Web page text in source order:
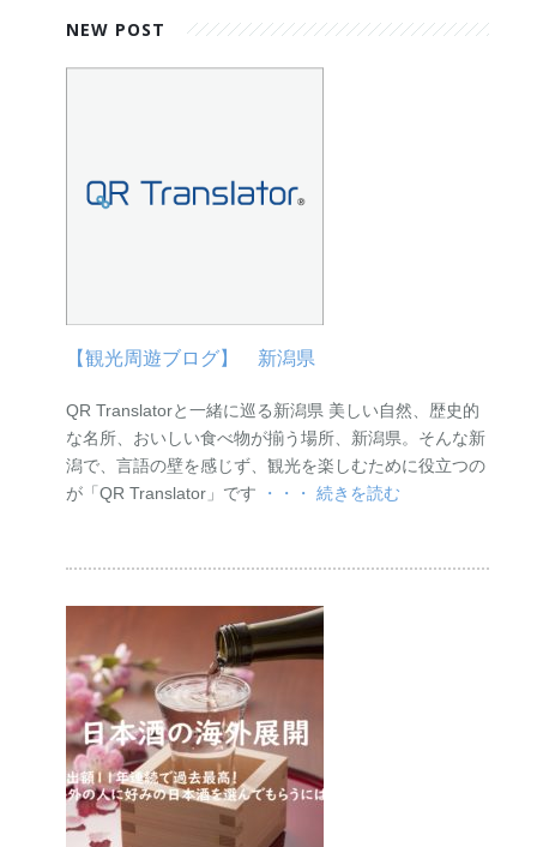
NEW POST
【観光周遊ブログ】 新潟県
QR Translatorと一緒に巡る新潟県 美しい自然、歴史的
な名所、おいしい食べ物が揃う場所、新潟県。そんな新
潟で、言語の壁を感じず、観光を楽しむために役立つの
が「QR Translator」です
・・・ 続きを読む